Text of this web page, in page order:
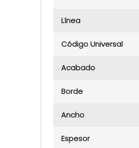
Línea
Código Universal
Acabado
Borde
Ancho
Espesor